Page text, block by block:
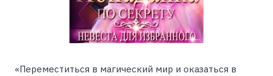
«Переместиться в магический мир и оказаться в